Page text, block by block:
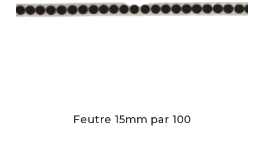
Feutre 15mm par 100